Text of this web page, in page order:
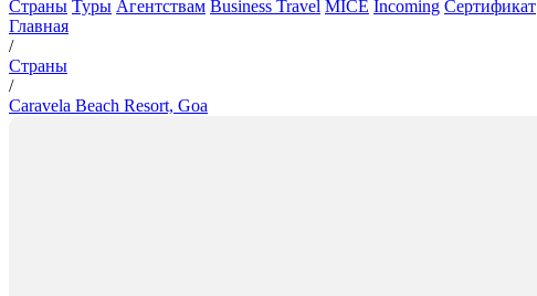
Страны Туры Агентствам Business Travel MICE Incoming Сертификат
Главная
/
Страны
/
Caravela Beach Resort, Goa